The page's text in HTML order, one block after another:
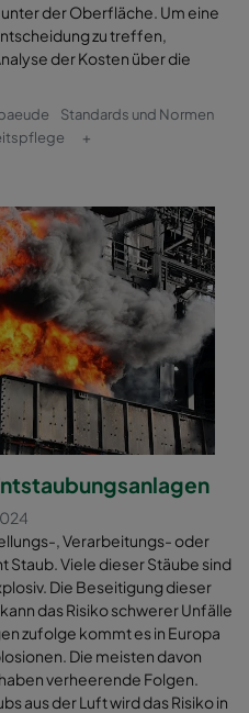
der Oberfläche. Um eine
zu treffen,
der Kosten über die
Standards und Normen
+
, Verarbeitungs- oder
Viele dieser Stäube sind
Die Beseitigung dieser
das Risiko schwerer Unfälle
zufolge kommt es in Europa
Die meisten davon
verheerende Folgen.
aus der Luft wird das Risiko in